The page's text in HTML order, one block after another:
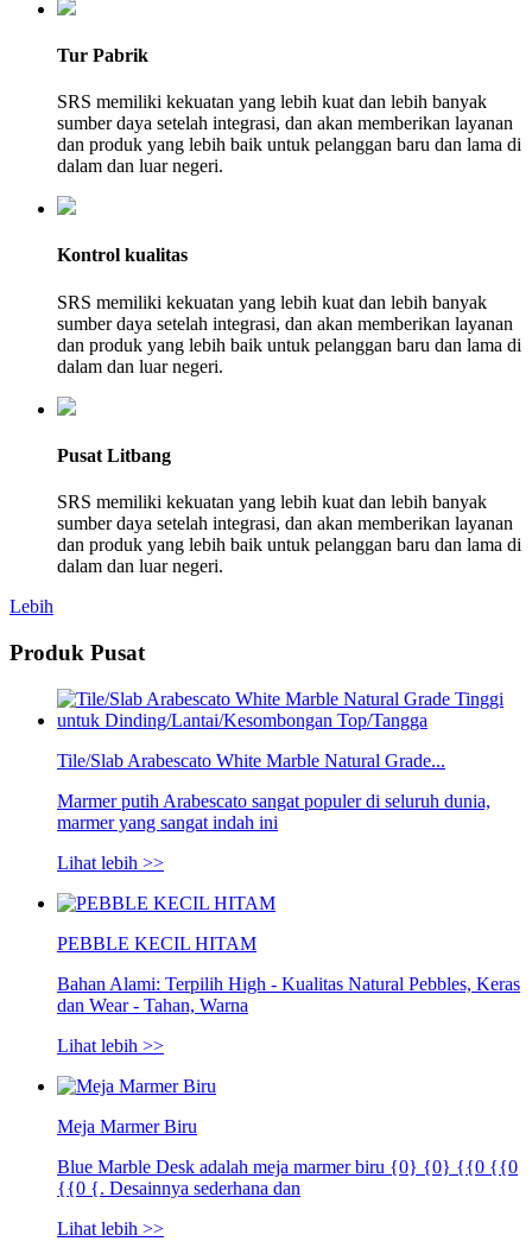
Tur Pabrik
SRS memiliki kekuatan yang lebih kuat dan lebih banyak
sumber daya setelah integrasi, dan akan memberikan layanan
dan produk yang lebih baik untuk pelanggan baru dan lama di
dalam dan luar negeri.
Kontrol kualitas
SRS memiliki kekuatan yang lebih kuat dan lebih banyak
sumber daya setelah integrasi, dan akan memberikan layanan
dan produk yang lebih baik untuk pelanggan baru dan lama di
dalam dan luar negeri.
Pusat Litbang
SRS memiliki kekuatan yang lebih kuat dan lebih banyak
sumber daya setelah integrasi, dan akan memberikan layanan
dan produk yang lebih baik untuk pelanggan baru dan lama di
dalam dan luar negeri.
Lebih
Produk Pusat
Tile/Slab Arabescato White Marble Natural Grade...
Marmer putih Arabescato sangat populer di seluruh dunia,
marmer yang sangat indah ini
Lihat lebih >>
PEBBLE KECIL HITAM
Bahan Alami: Terpilih High - Kualitas Natural Pebbles, Keras
dan Wear - Tahan, Warna
Lihat lebih >>
Meja Marmer Biru
Blue Marble Desk adalah meja marmer biru {0} {0} {{0 {{0
{{0 {. Desainnya sederhana dan
Lihat lebih >>